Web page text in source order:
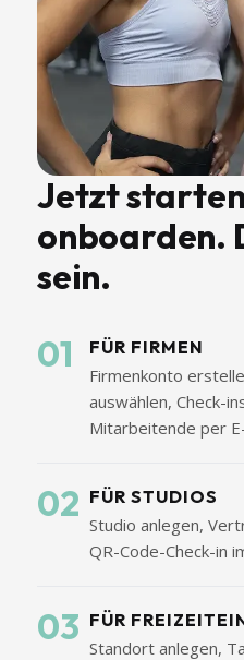
Jetzt
onboarden.
sein.
01
FÜR FIRMEN
Firmenkonto
auswählen, Check-
Mitarbeitende per
02 FÜR STUDIOS
Studio anlegen,
QR-Code-Check-in
03 FÜR
Standort anlegen,